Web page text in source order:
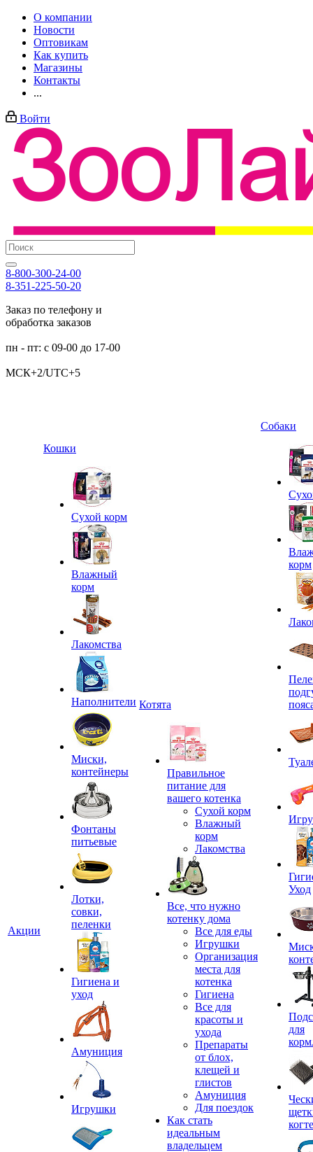
О компании
Новости
Оптовикам
Как купить
Магазины
Контакты
...
Войти
8-800-300-24-00
8-351-225-50-20
Заказ по телефону и
обработка заказов
пн - пт: с 09-00 до 17-00
МСК+2/UTC+5
Акции
Кошки
Сухой корм
Влажный
корм
Лакомства
Наполнители
Миски,
контейнеры
Фонтаны
питьевые
Лотки,
совки,
пеленки
Гигиена и
уход
Амуниция
Игрушки
Котята
Правильное
питание для
вашего котенка
Сухой корм
Влажный
корм
Лакомства
Все, что нужно
котенку дома
Все для еды
Игрушки
Организация
места для
котенка
Гигиена
Все для
красоты и
ухода
Препараты
от блох,
клещей и
глистов
Амуниция
Для поездок
Как стать
идеальным
владельцем
Собаки
корм
Уход
для